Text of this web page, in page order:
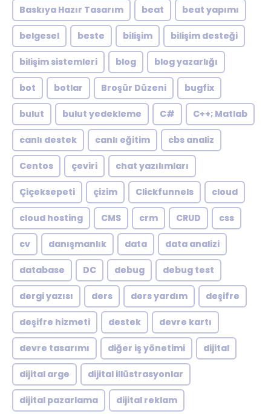
Baskıya Hazır Tasarım beat beat yapımı
belgesel beste bilişim bilişim desteği
bilişim sistemleri blog blog yazarlığı
bot botlar Broşür Düzeni bugfix
bulut bulut yedekleme C# C++; Matlab
canlı destek canlı eğitim cbs analiz
Centos çeviri chat yazılımları
Çiçeksepeti çizim Clickfunnels cloud
cloud hosting CMS crm CRUD css
cv danışmanlık data data analizi
database DC debug debug test
dergi yazısı ders ders yardım deşifre
deşifre hizmeti destek devre kartı
devre tasarımı diğer iş yönetimi dijital
dijital arge dijital illüstrasyonlar
dijital pazarlama dijital reklam